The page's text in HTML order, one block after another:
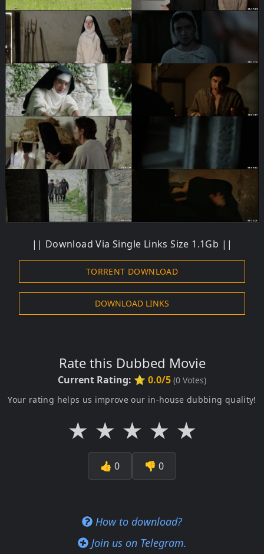
|| Download Via Single Links Size 1.1Gb ||
TORRENT DOWNLOAD
DOWNLOAD LINKS
Rate this Dubbed Movie
Current Rating: ⭐ 0.0/5 (0 Votes)
Your rating helps us improve our in-house dubbing quality!
★ ★ ★ ★ ★
👍 0 👎 0
How to download?
Join us on Telegram.